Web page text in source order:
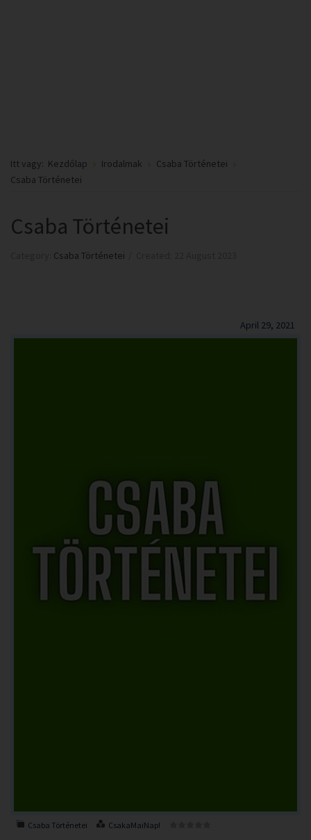
Itt vagy: Kezdőlap Irodalmak
Csaba Történetei
Csaba Történetei
Csaba Történetei
Csaba Történetei
April 29, 2021
Csaba Történetei CsakaMaiNap!